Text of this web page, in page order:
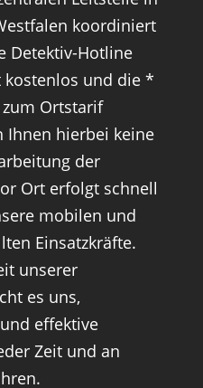
koordiniert
Detektiv-Hotline
kostenlos und die *
Ortstarif
Ihnen hierbei keine
der
Ort erfolgt schnell
mobilen und
Einsatzkräfte.
unserer
es uns,
effektive
Zeit und an